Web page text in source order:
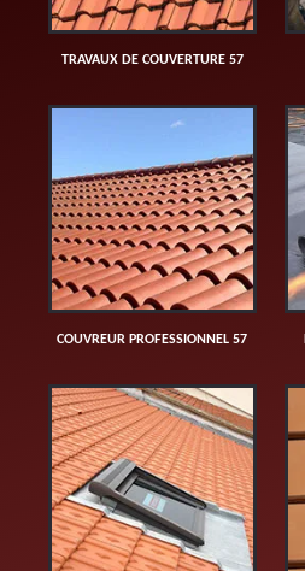
TRAVAUX DE COUVERTURE 57
COUVREUR PROFESSIONNEL 57